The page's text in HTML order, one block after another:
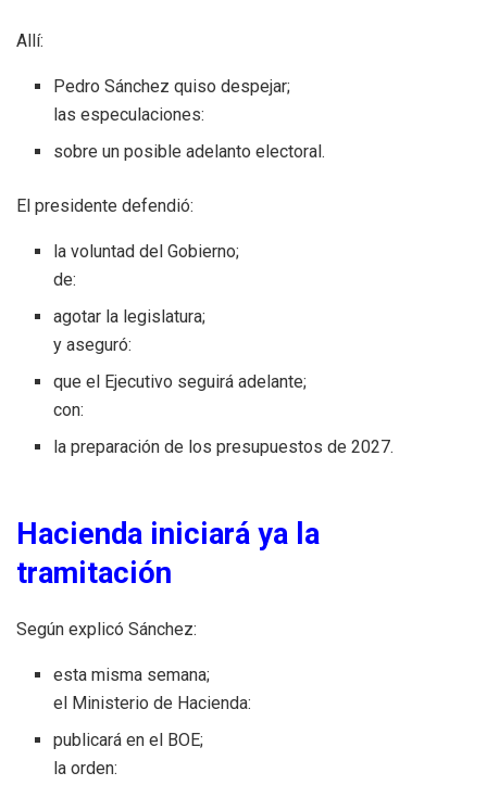
Allí:
Pedro Sánchez quiso despejar;
las especulaciones:
sobre un posible adelanto electoral.
El presidente defendió:
la voluntad del Gobierno;
de:
agotar la legislatura;
y aseguró:
que el Ejecutivo seguirá adelante;
con:
la preparación de los presupuestos de 2027.
Hacienda iniciará ya la
tramitación
Según explicó Sánchez:
esta misma semana;
el Ministerio de Hacienda:
publicará en el BOE;
la orden: